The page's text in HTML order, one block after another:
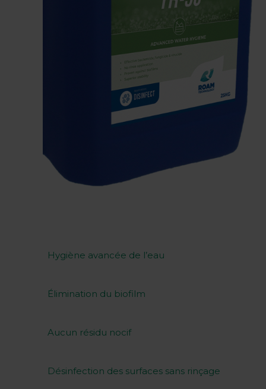
Hygiène avancée de l’eau
Élimination du biofilm
Aucun résidu nocif
Désinfection des surfaces sans rinçage